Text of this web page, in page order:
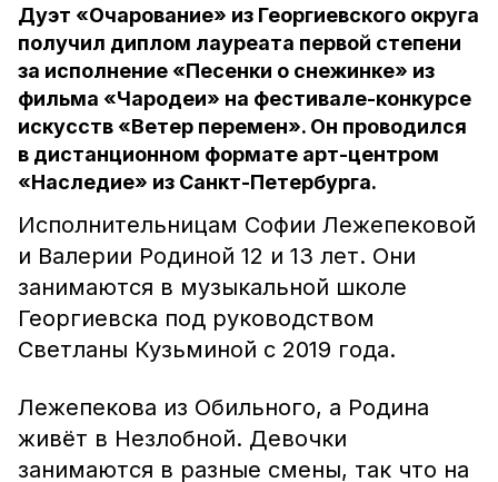
Дуэт «Очарование» из Георгиевского округа
получил диплом лауреата первой степени
за исполнение «Песенки о снежинке» из
фильма «Чародеи» на фестивале-конкурсе
искусств «Ветер перемен». Он проводился
в дистанционном формате арт-центром
«Наследие» из Санкт-Петербурга.
Исполнительницам Софии Лежепековой
и Валерии Родиной 12 и 13 лет. Они
занимаются в музыкальной школе
Георгиевска под руководством
Светланы Кузьминой с 2019 года.
Лежепекова из Обильного, а Родина
живёт в Незлобной. Девочки
занимаются в разные смены, так что на